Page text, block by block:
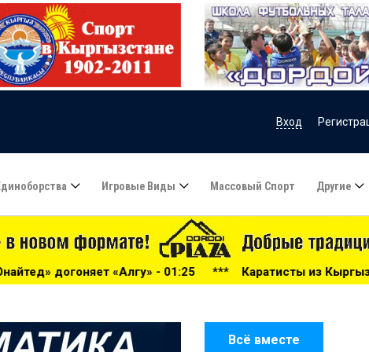
Вход
Игровые Виды Массовый Спорт Другие
***Каратисты из Кыргызстана завоевали 24 медали
Всё вместе